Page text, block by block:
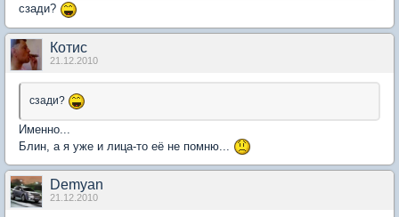
сзади?
Котис
21.12.2010
сзади?
Именно...
Блин, а я уже и лица-то её не помню...
Demyan
21.12.2010